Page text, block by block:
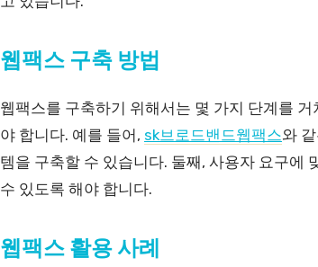
웹팩스 구축 방법
웹팩스를 구축하기 위해서는 몇 가지 단계를
야 합니다. 예를 들어, sk브로드밴드웹팩스와
템을 구축할 수 있습니다. 둘째, 사용자 요구에
수 있도록 해야 합니다.
웹팩스 활용 사례